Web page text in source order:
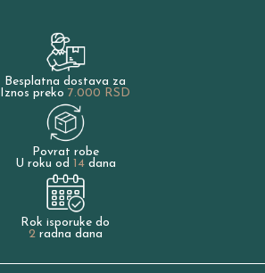
Besplatna dostava za
Iznos preko 7.000 RSD
Povrat robe
U roku od 14dana
Rok isporuke do
2radna dana